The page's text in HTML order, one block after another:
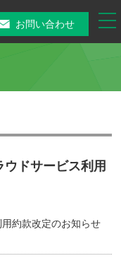
お問い合わせ
ドサービス利用
用約款改定のお知らせ